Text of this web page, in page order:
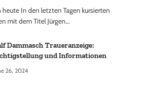
heute In den letzten Tagen kursierten
mit dem Titel Jürgen…
Dammasch Traueranzeige:
und Informationen
26, 2024